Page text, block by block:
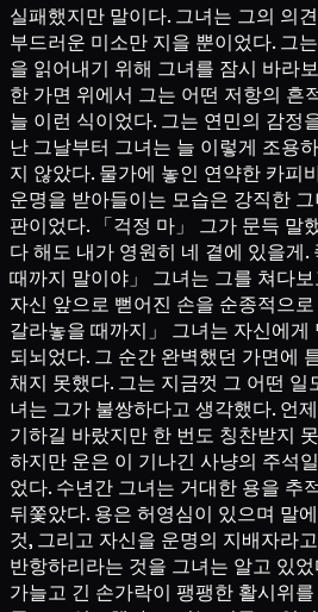
실패했지만 말이다. 그녀는 그의 의
부드러운 미소만 지을 뿐이었다. 그
을 읽어내기 위해 그녀를 잠시 바라
한 가면 위에서 그는 어떤 저항의 흔
늘 이런 식이었다. 그는 연민의 감정
난 그날부터 그녀는 늘 이렇게 조용
지 않았다. 물가에 놓인 연약한 카피
운명을 받아들이는 모습은 강직한
판이었다. 「걱정 마」 그가 문득 말
다 해도 내가 영원히 네 곁에 있을게
때까지 말이야」 그녀는 그를 쳐다
자신 앞으로 뻗어진 손을 순종적으
갈라놓을 때까지」 그녀는 자신에게
되뇌었다. 그 순간 완벽했던 가면에
채지 못했다. 그는 지금껏 그 어떤 일
녀는 그가 불쌍하다고 생각했다. 언
기하길 바랐지만 한 번도 칭찬받지
하지만 운은 이 기나긴 사냥의 주석
었다. 수년간 그녀는 거대한 용을 추
뒤쫓았다. 용은 허영심이 있으며 말
것, 그리고 자신을 운명의 지배자라
반항하리라는 것을 그녀는 알고 있
가늘고 긴 손가락이 팽팽한 활시위